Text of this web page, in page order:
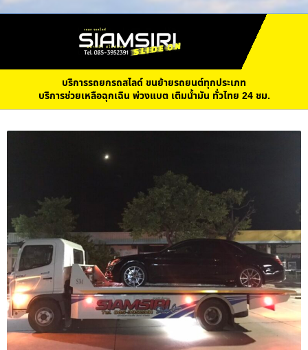
บริการรถยกรถสไลด์ ขนย้ายรถยนต์ทุกประเภท
บริการช่วยเหลือฉุกเฉิน พ่วงแบต เติมน้ำมัน ทั่วไทย 24 ชม.